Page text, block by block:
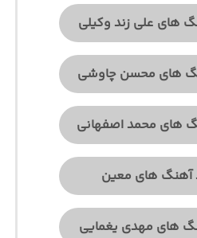
های علی زند وکیلی
های محسن چاوشی
های محمد اصفهانی
آهنگ های معین
های مهدی یغمایی